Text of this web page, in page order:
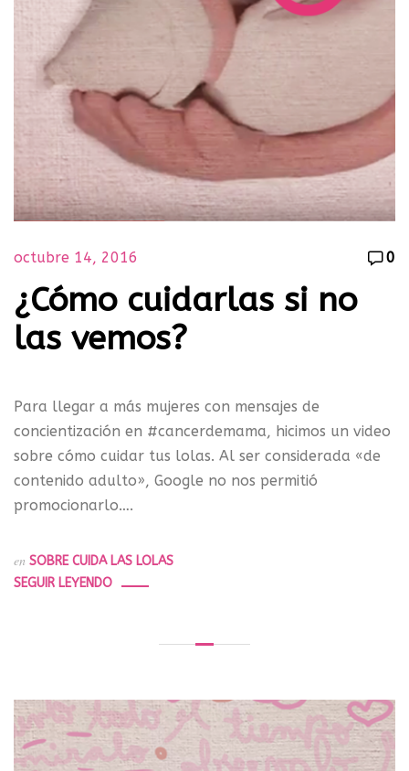
octubre 14, 2016 0
¿Cómo cuidarlas si no
las vemos?
Para llegar a más mujeres con mensajes de
concientización en #cancerdemama, hicimos un video
sobre cómo cuidar tus lolas. Al ser considerada «de
contenido adulto», Google no nos permitió
promocionarlo….
en SOBRE CUIDA LAS LOLAS
SEGUIR LEYENDO